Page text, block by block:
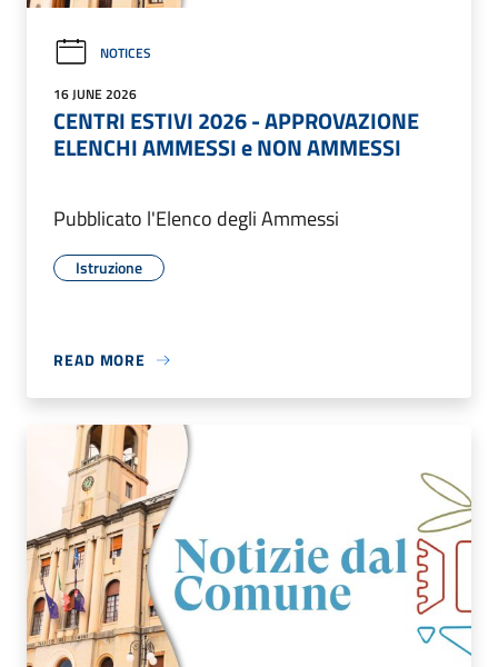
NOTICES
16 JUNE 2026
CENTRI ESTIVI 2026 - APPROVAZIONE
ELENCHI AMMESSI e NON AMMESSI
Pubblicato l'Elenco degli Ammessi
Istruzione
READ MORE